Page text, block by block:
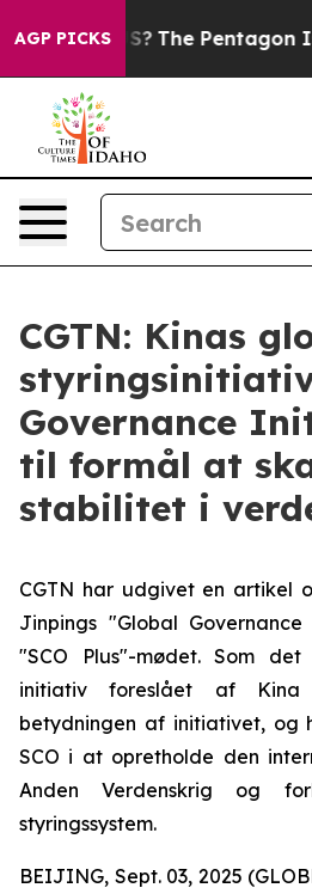
AGP PICKS
the US? The Pentagon Is
CGTN: Kinas
Governance
til formål at
stabilitet i
CGTN har udgivet en artikel
Jinpings "Global
"SCO Plus"-mødet. Som
initiativ foreslået af Kina
betydningen af initiativet, og
SCO i at opretholde den
Anden Verdenskrig og
styringssystem.
BEIJING, Sept. 03, 2025